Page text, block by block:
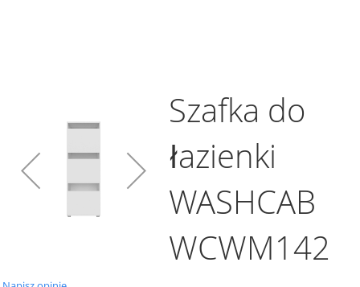
Szafka do
łazienki
WASHCAB
WCWM142